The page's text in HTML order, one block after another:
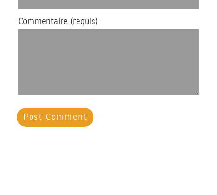
Commentaire (requis)